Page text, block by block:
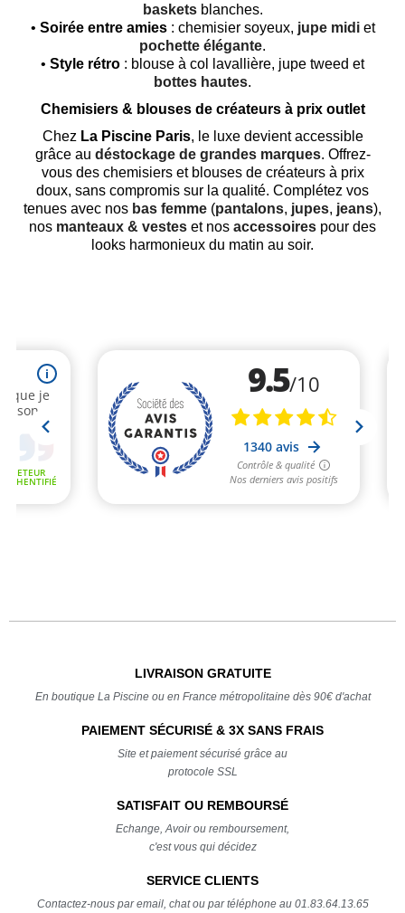
basketsblanches.
• Soirée entre amies: chemisier soyeux, jupe midiet
pochette élégante.
• Style rétro : blouse à col lavallière, jupe tweed et
bottes hautes.
Chemisiers & blouses de créateurs à prix outlet
Chez La Piscine Paris, le luxe devient accessible
grâce au déstockage de grandes marques. Offrez-
vous des chemisiers et blouses de créateurs à prix
doux, sans compromis sur la qualité. Complétez vos
tenues avec nos bas femme (pantalons, jupes, jeans),
nos manteaux & vestes et nos accessoires pour des
looks harmonieux du matin au soir.
LIVRAISON GRATUITE
En boutique La Piscine ou en France métropolitaine dès 90€ d'achat
PAIEMENT SÉCURISÉ & 3X SANS FRAIS
Site et paiement sécurisé grâce au
protocole SSL
SATISFAIT OU REMBOURSÉ
Echange, Avoir ou remboursement,
c'est vous qui décidez
SERVICE CLIENTS
Contactez-nous par email, chat ou par téléphone au 01.83.64.13.65